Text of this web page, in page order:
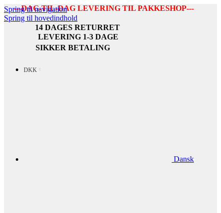
Spring til navigation
Spring til hovedindhold
---DAG-TIL-DAG LEVERING TIL PAKKESHOP---
14 DAGES RETURRET
LEVERING 1-3 DAGE
SIKKER BETALING
DKK
Dansk